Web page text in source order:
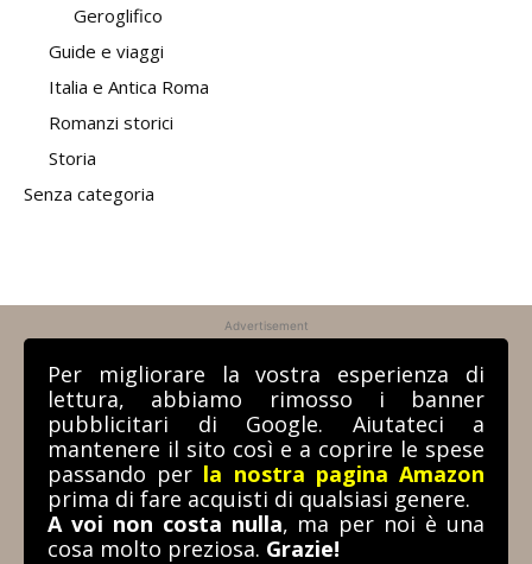
Geroglifico
Guide e viaggi
Italia e Antica Roma
Romanzi storici
Storia
Senza categoria
Advertisement
Per migliorare la vostra esperienza di
lettura, abbiamo rimosso i banner
pubblicitari di Google. Aiutateci a
mantenere il sito così e a coprire le spese
passando per la nostra pagina Amazon
prima di fare acquisti di qualsiasi genere.
A voi non costa nulla, ma per noi è una
cosa molto preziosa. Grazie!